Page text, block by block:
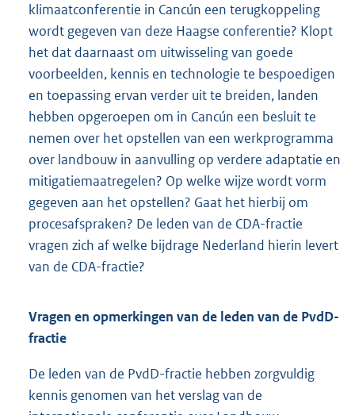
klimaatconferentie in Cancún een terugkoppeling
wordt gegeven van deze Haagse conferentie? Klopt
het dat daarnaast om uitwisseling van goede
voorbeelden, kennis en technologie te bespoedigen
en toepassing ervan verder uit te breiden, landen
hebben opgeroepen om in Cancún een besluit te
nemen over het opstellen van een werkprogramma
over landbouw in aanvulling op verdere adaptatie en
mitigatiemaatregelen? Op welke wijze wordt vorm
gegeven aan het opstellen? Gaat het hierbij om
procesafspraken? De leden van de CDA-fractie
vragen zich af welke bijdrage Nederland hierin levert
van de CDA-fractie?
Vragen en opmerkingen van de leden van de PvdD-
fractie
De leden van de PvdD-fractie hebben zorgvuldig
kennis genomen van het verslag van de